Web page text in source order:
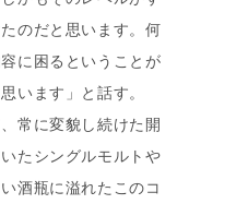
のだと思います。何
に困るということが
います」と話す。
常に変貌し続けた開
たシングルモルトや
酒瓶に溢れたこのコ